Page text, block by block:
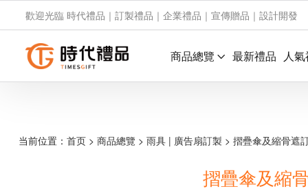
歡迎光臨 時代禮品｜訂製禮品｜企業禮品｜宣傳贈品｜設計開發
商品總覽 最新禮品 人
当前位置： 首页> 商品總覽 > 雨具 | 廣告扇訂製 > 摺疊傘及縮骨遮
摺疊傘及縮